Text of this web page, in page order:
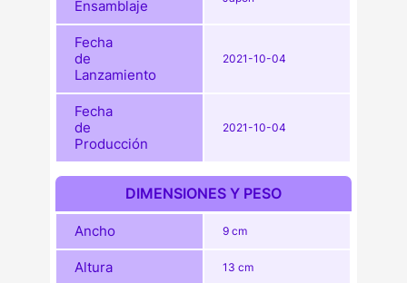
Ensamblaje
Fecha
de
Lanzamiento
2021-10-04
Fecha
de
Producción
2021-10-04
DIMENSIONES Y PESO
Ancho 9 cm
Altura 13 cm